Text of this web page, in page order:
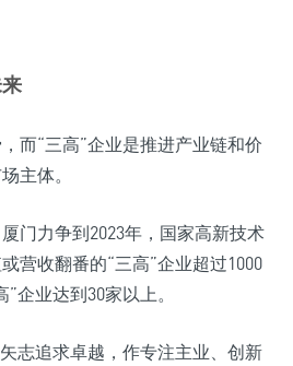
而“三高”企业是推进产业链和价
主体。
门力争到2023年，国家高新技术
营收翻番的“三高”企业超过1000
企业达到30家以上。
志追求卓越，作专注主业、创新